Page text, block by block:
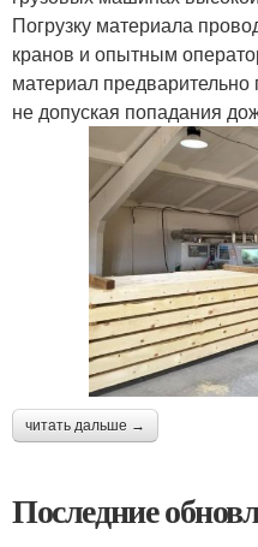
Погрузку материала
кранов и опытным
материал
не допуская попадания
читать дальше →
Последние